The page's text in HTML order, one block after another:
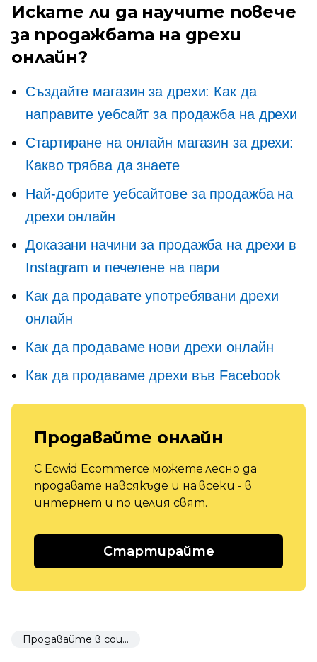
Искате ли да научите повече
за продажбата на дрехи
онлайн?
Създайте магазин за дрехи: Как да
направите уебсайт за продажба на дрехи
Стартиране на онлайн магазин за дрехи:
Какво трябва да знаете
Най-добрите уебсайтове за продажба на
дрехи онлайн
Доказани начини за продажба на дрехи в
Instagram и печелене на пари
Как да продавате употребявани дрехи
онлайн
Как да продаваме нови дрехи онлайн
Как да продаваме дрехи във Facebook
Продавайте онлайн
С Ecwid Ecommerce можете лесно да
продавате навсякъде и на всеки - в
интернет и по целия свят.
Стартирайте
Продавайте в социалните мрежи